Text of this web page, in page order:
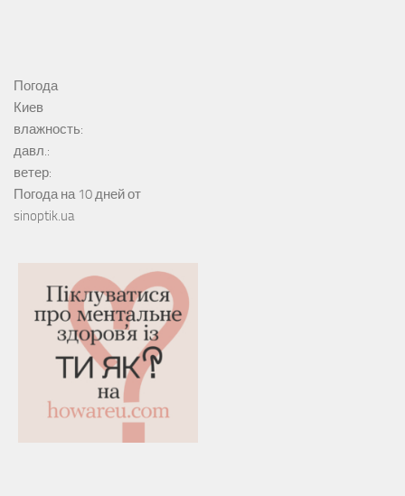
Погода
Киев
влажность:
давл.:
ветер:
Погода на 10 дней от
sinoptik.ua